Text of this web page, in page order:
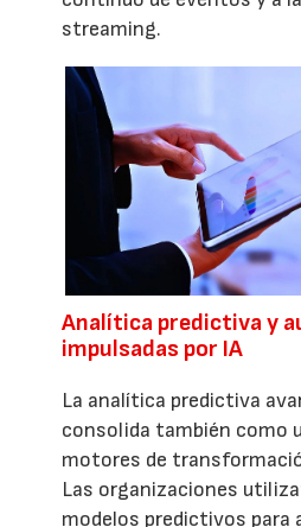
streaming.
Analítica predictiva y
impulsadas por IA
La analítica predictiva
consolida también como
motores de
Las organizaciones
modelos predictivos para